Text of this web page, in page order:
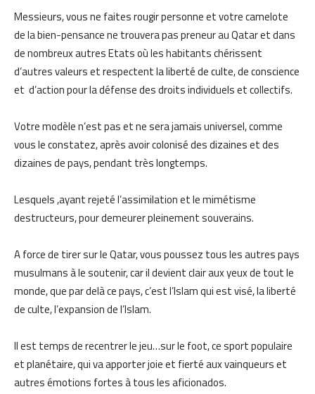
Messieurs, vous ne faites rougir personne et votre camelote
de la bien-pensance ne trouvera pas preneur au Qatar et dans
de nombreux autres Etats où les habitants chérissent
d’autres valeurs et respectent la liberté de culte, de conscience
et d’action pour la défense des droits individuels et collectifs.
Votre modèle n’est pas et ne sera jamais universel, comme
vous le constatez, après avoir colonisé des dizaines et des
dizaines de pays, pendant très longtemps.
Lesquels ,ayant rejeté l’assimilation et le mimétisme
destructeurs, pour demeurer pleinement souverains.
A force de tirer sur le Qatar, vous poussez tous les autres pays
musulmans à le soutenir, car il devient clair aux yeux de tout le
monde, que par delà ce pays, c’est l’Islam qui est visé, la liberté
de culte, l’expansion de l’Islam.
Il est temps de recentrer le jeu…sur le foot, ce sport populaire
et planétaire, qui va apporter joie et fierté aux vainqueurs et
autres émotions fortes à tous les aficionados.